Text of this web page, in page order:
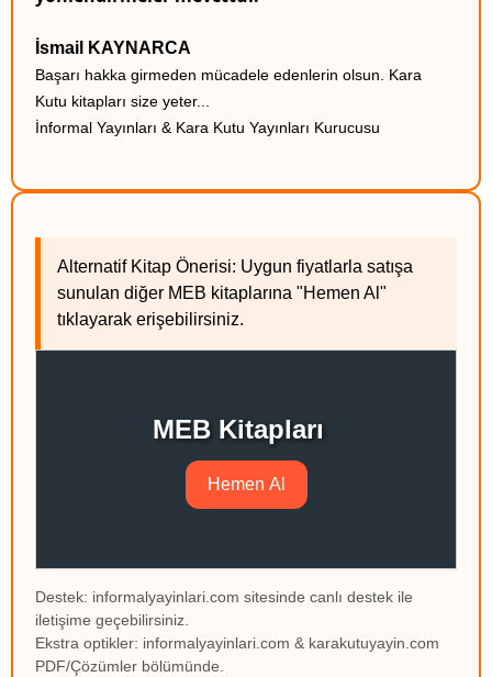
İsmail KAYNARCA
Başarı hakka girmeden mücadele edenlerin olsun. Kara
Kutu kitapları size yeter...
İnformal Yayınları & Kara Kutu Yayınları Kurucusu
Alternatif Kitap Önerisi: Uygun fiyatlarla satışa
sunulan diğer MEB kitaplarına "Hemen Al"
tıklayarak erişebilirsiniz.
MEB Kitapları
Hemen Al
Destek: informalyayinlari.com sitesinde canlı destek ile
iletişime geçebilirsiniz.
Ekstra optikler: informalyayinlari.com & karakutuyayin.com
PDF/Çözümler bölümünde.